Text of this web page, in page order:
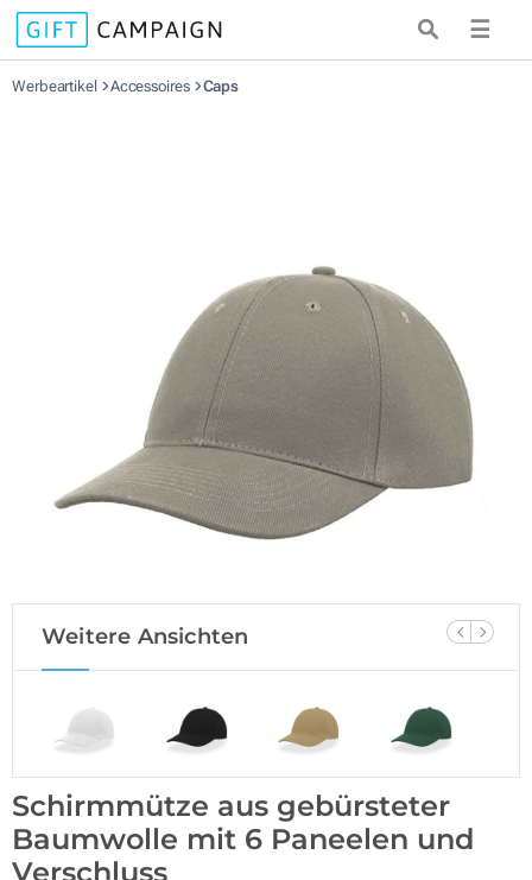
☰
Werbeartikel Accessoires Caps
Weitere Ansichten
Schirmmütze aus gebürsteter
Baumwolle mit 6 Paneelen und
Verschluss